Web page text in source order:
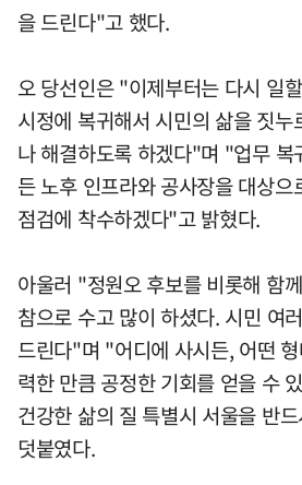
을 드린다"고 했다.
오 당선인은 "이제부터는 다시 일
시정에 복귀해서 시민의 삶을 짓
나 해결하도록 하겠다"며 "업무 복
든 노후 인프라와 공사장을 대상으
점검에 착수하겠다"고 밝혔다.
아울러 "정원오 후보를 비롯해 함
참으로 수고 많이 하셨다. 시민 여
드린다"며 "어디에 사시든, 어떤
력한 만큼 공정한 기회를 얻을 수
건강한 삶의 질 특별시 서울을 반
덧붙였다.